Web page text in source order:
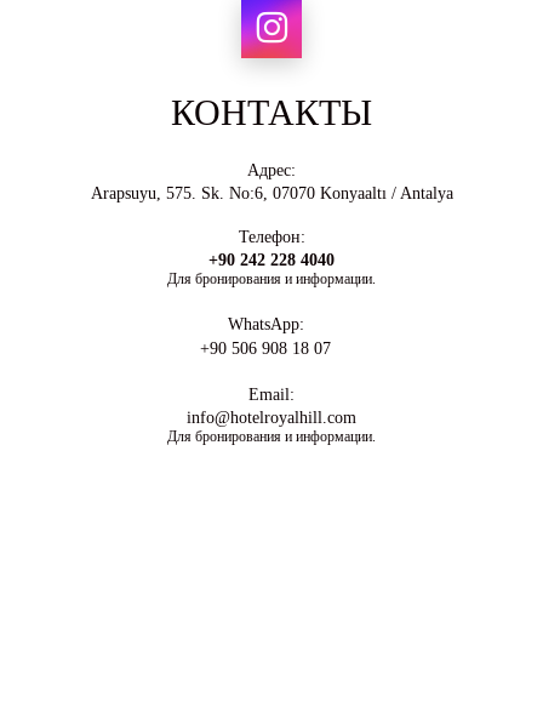
КОНТАКТЫ
Адрес:
Arapsuyu, 575. Sk. No:6, 07070 Konyaaltı / Antalya
Телефон:
+90 242 228 4040
Для бронирования и информации.
WhatsApp:
+90 506 908 18 07
Email:
info@hotelroyalhill.com
Для бронирования и информации.